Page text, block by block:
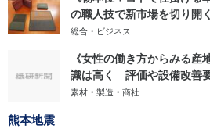
の職人技で新市場を切り開く
総合・ビジネス
《女性の働き方からみる
識は高く 評価や設備改善
素材・製造・商社
熊本地震